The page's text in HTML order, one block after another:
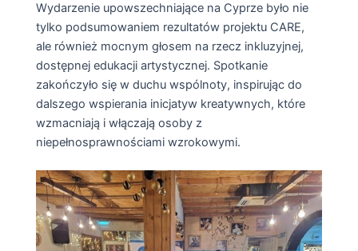
Wydarzenie upowszechniające na Cyprze było nie
tylko podsumowaniem rezultatów projektu CARE,
ale również mocnym głosem na rzecz inkluzyjnej,
dostępnej edukacji artystycznej. Spotkanie
zakończyło się w duchu wspólnoty, inspirując do
dalszego wspierania inicjatyw kreatywnych, które
wzmacniają i włączają osoby z
niepełnosprawnościami wzrokowymi.